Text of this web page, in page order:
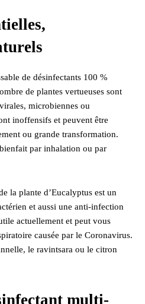
de désinfectants 100 %
de plantes vertueuses sont
virales, microbiennes ou
inoffensifs et peuvent être
ou grande transformation.
par inhalation ou par
la plante d’Eucalyptus est un
et aussi une anti-infection
actuellement et peut vous
causée par le Coronavirus.
le ravintsara ou le citron
multi-